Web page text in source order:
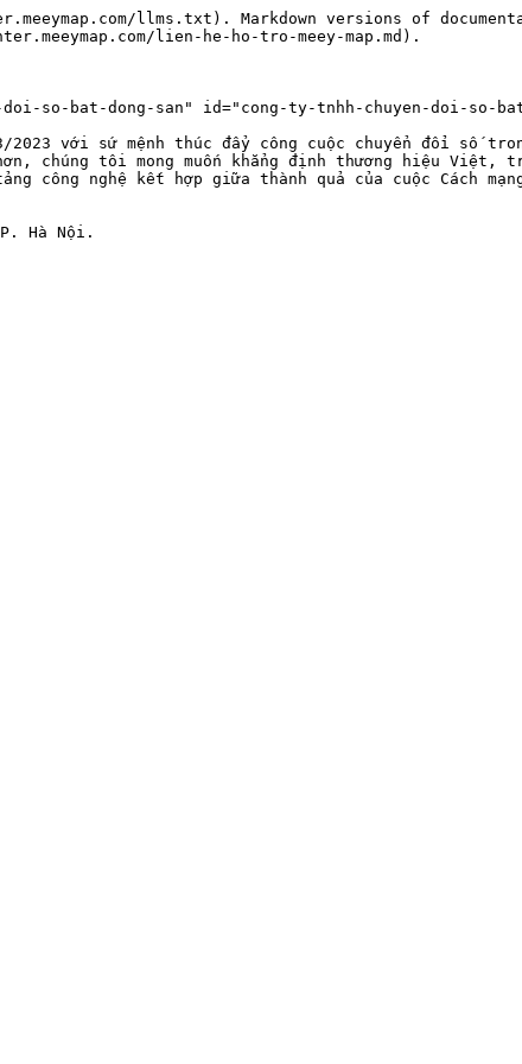
llms.txt). Markdown versions of
lien-he-ho-tro-meey-map.md).
so-bat-dong-san" id="cong-ty-tnhh-chuyen-doi-so-
2023 với sứ mệnh thúc đẩy công cuộc chuyển đổi số
chúng tôi mong muốn khẳng định thương hiệu
công nghệ kết hợp giữa thành quả của cuộc Cách
Hà Nội.